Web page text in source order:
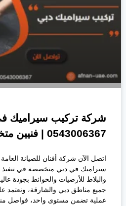
شركة تركيب سيراميك
0543006367 | فنيين متخصصين – أفنان
اتصل الآن شركة أفنان للصيانة
سيراميك في دبي متخصصة في تنفيذ
والبلاط للأرضيات والحوائط بجودة
جميع مناطق دبي والشارقة، ونعتمد
عملية تضمن مستوى واحد، فواصل